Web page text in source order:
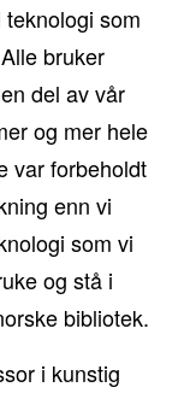
som
bruker
del av vår
og mer hele
var forbeholdt
enn vi
som vi
og stå i
bibliotek.
i kunstig